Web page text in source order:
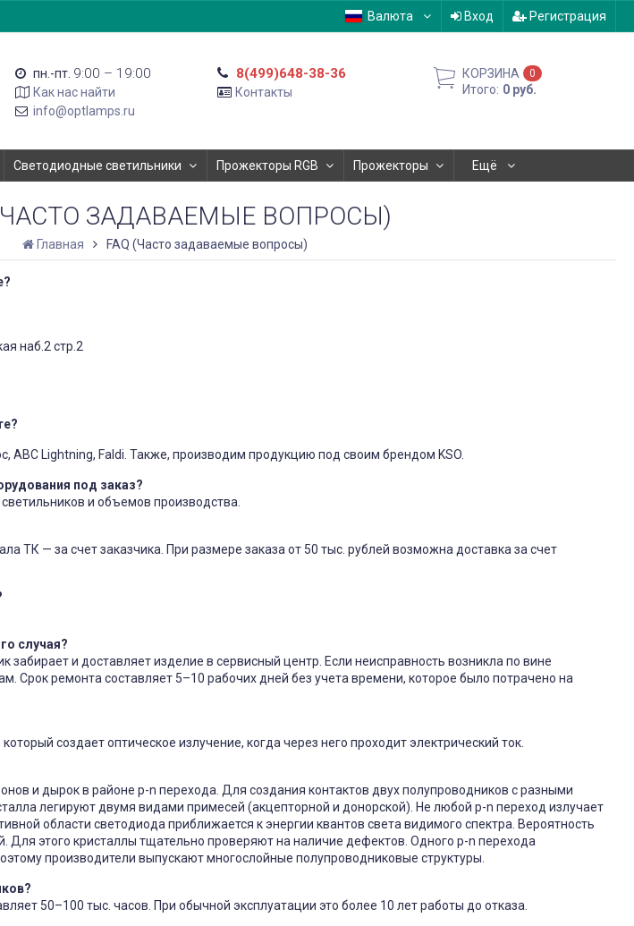
Валюта Вход Регистрация
пн.-пт. 9:00 – 19:00
Как нас найти
info@optlamps.ru
8(499)648-38-36
Контакты
КОРЗИНА 0
Итого: 0 руб.
Светодиодные светильники Прожекторы RGB Прожекторы Ещё
(ЧАСТО ЗАДАВАЕМЫЕ ВОПРОСЫ)
Главная FAQ (Часто задаваемые вопросы)
наб.2 стр.2
ABC Lightning, Faldi. Также, производим продукцию под своим брендом KSO.
под заказ?
и объемов производства.
ТК — за счет заказчика. При размере заказа от 50 тыс. рублей возможна доставка за счет
случая?
забирает и доставляет изделие в сервисный центр. Если неисправность возникла по вине
Срок ремонта составляет 5–10 рабочих дней без учета времени, которое было потрачено на
создает оптическое излучение, когда через него проходит электрический ток.
и дырок в районе p-n перехода. Для создания контактов двух полупроводников с разными
легируют двумя видами примесей (акцепторной и донорской). Не любой p-n переход излучает
области светодиода приближается к энергии квантов света видимого спектра. Вероятность
Для этого кристаллы тщательно проверяют на наличие дефектов. Одного p-n перехода
производители выпускают многослойные полупроводниковые структуры.
50–100 тыс. часов. При обычной эксплуатации это более 10 лет работы до отказа.